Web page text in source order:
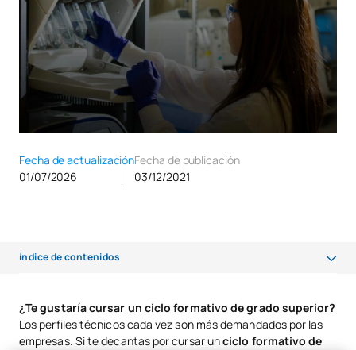
Fecha de actualización
01/07/2026
Fecha de publicación
03/12/2021
índice de contenidos
Listado todos los Ciclos de Grado Superior en Madrid
¿Te gustaría cursar un ciclo formativo de grado superior?
Los perfiles técnicos cada vez son más demandados por las
empresas. Si te decantas por cursar unciclo formativo de